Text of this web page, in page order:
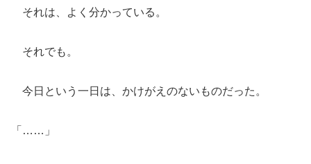
それは、よく分かっている。
それでも。
今日という一日は、かけがえのないものだった。
「……」